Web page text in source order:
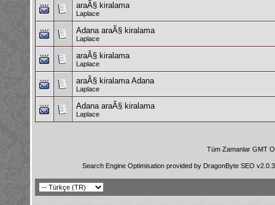
araÃ§ kiralama
Laplace
Adana araÃ§ kiralama
Laplace
araÃ§ kiralama
Laplace
araÃ§ kiralama Adana
Laplace
Adana araÃ§ kiralama
Laplace
Tüm Zamanlar GMT
Search Engine Optimisation provided by DragonByte SEO